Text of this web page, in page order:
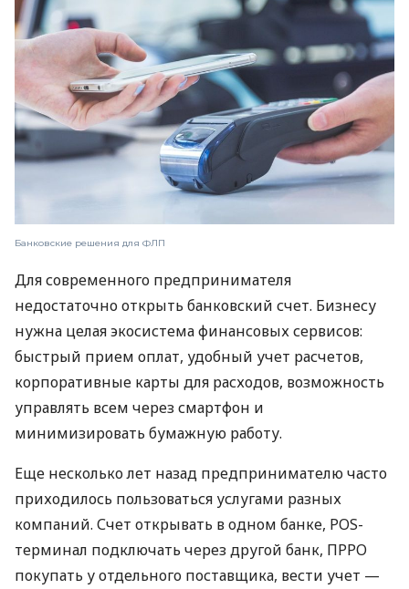
Банковские решения для ФЛП
Для современного предпринимателя
недостаточно открыть банковский счет. Бизнесу
нужна целая экосистема финансовых сервисов:
быстрый прием оплат, удобный учет расчетов,
корпоративные карты для расходов, возможность
управлять всем через смартфон и
минимизировать бумажную работу.
Еще несколько лет назад предпринимателю часто
приходилось пользоваться услугами разных
компаний. Счет открывать в одном банке, POS-
терминал подключать через другой банк, ПРРО
покупать у отдельного поставщика, вести учет —